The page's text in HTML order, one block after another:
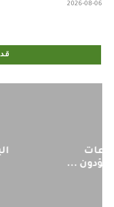
2026-08-06
اليوم :